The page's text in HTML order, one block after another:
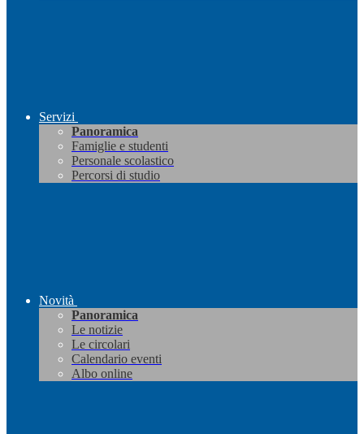
Servizi
Panoramica
Famiglie e studenti
Personale scolastico
Percorsi di studio
Novità
Panoramica
Le notizie
Le circolari
Calendario eventi
Albo online